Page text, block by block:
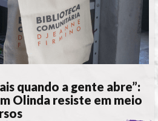
quando a gente abre”:
Olinda resiste em meio